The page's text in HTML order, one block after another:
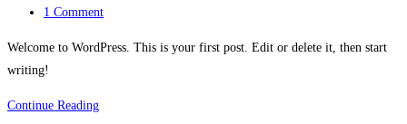
category:
Post
1 Comment
Welcome to WordPress. This is your first post. Edit or delete it, then start
writing!
Continue ReadingHello